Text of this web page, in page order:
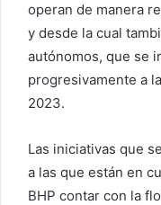
operan de manera
y desde la cual
autónomos, que se
progresivamente a
2023.
Las iniciativas que
a las que están en
BHP contar con la